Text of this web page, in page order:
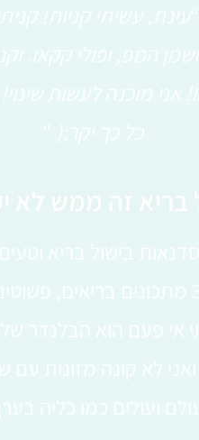
עינת, עשיתי קניות!
ושמן המפ, ופולי קקאו.
שקל. זהו! אני מוכנה
כל כך יקר:( "
בריא זה ממש לא
בישול בריא
לאתר שלי קרוב ל-300 מתכונים
יותר מ-6 שנים, ואני לא קונה
ועולים כמו כליה